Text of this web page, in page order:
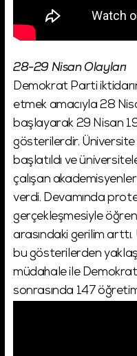
28-29 Nisan Olayları
Demokrat Parti
etmek amacıyla 28
başlayarak 29 Nisan
gösterilerdir.
başlatıldı ve
çalışan
verdi. Devamında
gerçekleşmesiyle
arasındaki gerilim
bu gösterilerden
müdahale ile
sonrasında 147